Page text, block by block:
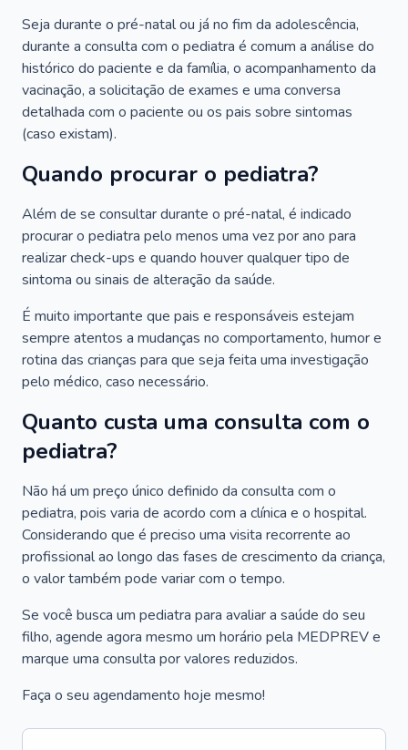
Seja durante o pré-natal ou já no fim da adolescência,
durante a consulta com o pediatra é comum a análise do
histórico do paciente e da família, o acompanhamento da
vacinação, a solicitação de exames e uma conversa
detalhada com o paciente ou os pais sobre sintomas
(caso existam).
Quando procurar o pediatra?
Além de se consultar durante o pré-natal, é indicado
procurar o pediatra pelo menos uma vez por ano para
realizar check-ups e quando houver qualquer tipo de
sintoma ou sinais de alteração da saúde.
É muito importante que pais e responsáveis estejam
sempre atentos a mudanças no comportamento, humor e
rotina das crianças para que seja feita uma investigação
pelo médico, caso necessário.
Quanto custa uma consulta com o
pediatra?
Não há um preço único definido da consulta com o
pediatra, pois varia de acordo com a clínica e o hospital.
Considerando que é preciso uma visita recorrente ao
profissional ao longo das fases de crescimento da criança,
o valor também pode variar com o tempo.
Se você busca um pediatra para avaliar a saúde do seu
filho, agende agora mesmo um horário pela MEDPREV e
marque uma consulta por valores reduzidos.
Faça o seu agendamento hoje mesmo!